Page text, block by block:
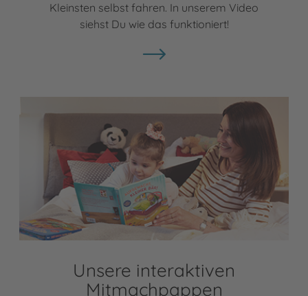
Kleinsten selbst fahren. In unserem Video
siehst Du wie das funktioniert!
Unsere interaktiven
Mitmachpappen